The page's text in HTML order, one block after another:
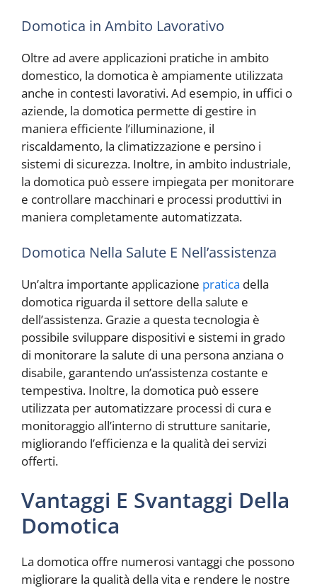
Domotica in Ambito Lavorativo
Oltre ad avere applicazioni pratiche in ambito
domestico, la domotica è ampiamente utilizzata
anche in contesti lavorativi. Ad esempio, in uffici o
aziende, la domotica permette di gestire in
maniera efficiente l’illuminazione, il
riscaldamento, la climatizzazione e persino i
sistemi di sicurezza. Inoltre, in ambito industriale,
la domotica può essere impiegata per monitorare
e controllare macchinari e processi produttivi in
maniera completamente automatizzata.
Domotica Nella Salute E Nell’assistenza
Un’altra importante applicazione pratica della
domotica riguarda il settore della salute e
dell’assistenza. Grazie a questa tecnologia è
possibile sviluppare dispositivi e sistemi in grado
di monitorare la salute di una persona anziana o
disabile, garantendo un’assistenza costante e
tempestiva. Inoltre, la domotica può essere
utilizzata per automatizzare processi di cura e
monitoraggio all’interno di strutture sanitarie,
migliorando l’efficienza e la qualità dei servizi
offerti.
Vantaggi E Svantaggi Della
Domotica
La domotica offre numerosi vantaggi che possono
migliorare la qualità della vita e rendere le nostre